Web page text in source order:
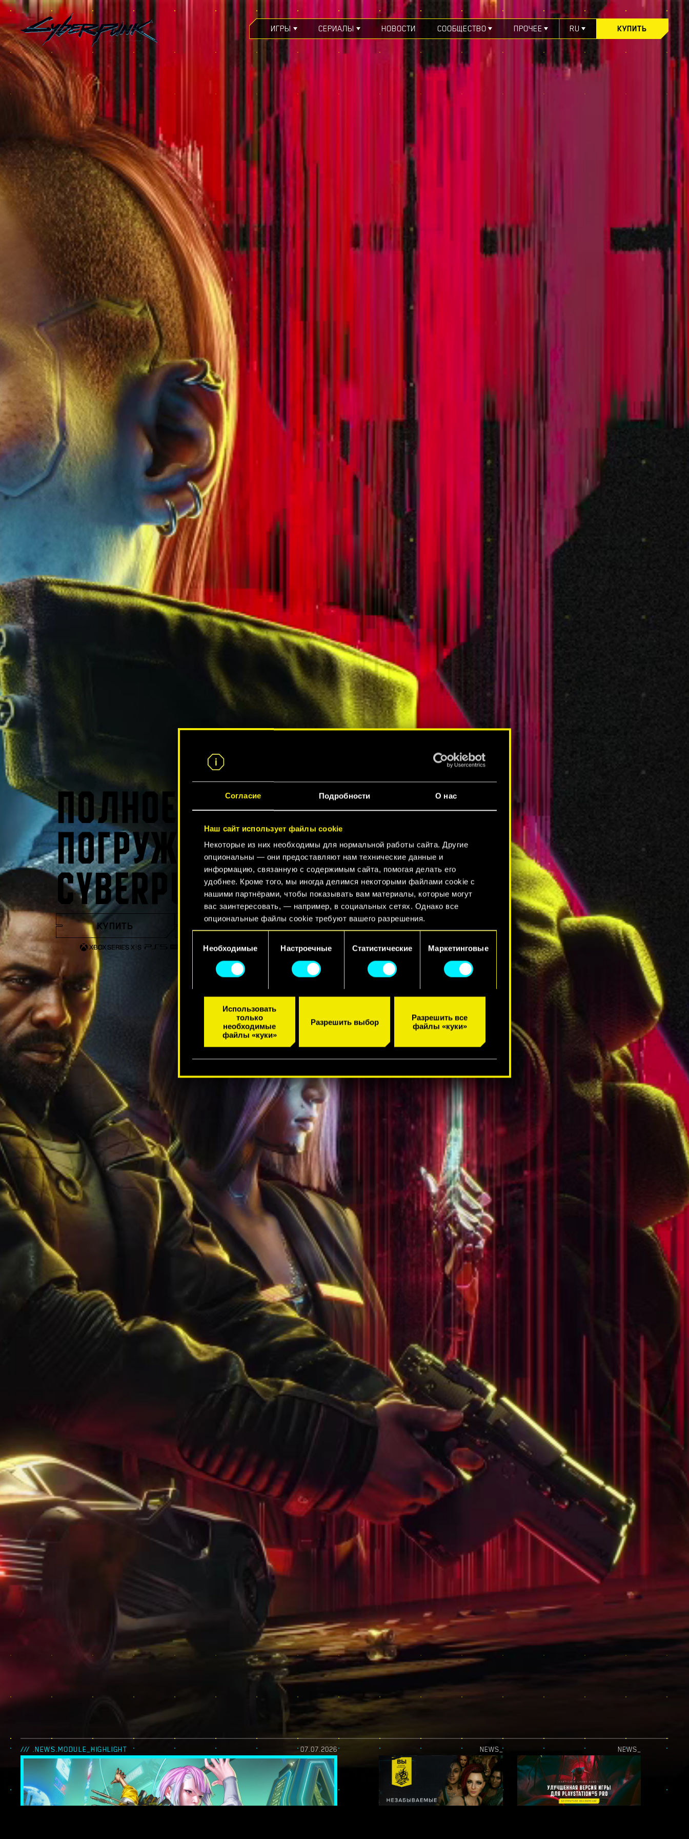
Согласие Подробности О нас
Наш сайт использует файлы cookie
Некоторые из них необходимы для нормальной работы сайта. Другие
опциональны — они предоставляют нам технические данные и
информацию, связанную с содержимым сайта, помогая делать его
удобнее. Кроме того, мы иногда делимся некоторыми файлами cookie с
нашими партнёрами, чтобы показывать вам материалы, которые могут
вас заинтересовать, — например, в социальных сетях. Однако все
опциональные файлы cookie требуют вашего разрешения.
Найти подробную информацию о том, как мы используем ваши файлы
cookie, и изменить связанные с ними параметры можно в меню
«Настройки» ниже.
согласия
Необходимые Настроечные Статистические Маркетинговые
Использовать
только
необходимые
файлы «куки»
Разрешить выбор
Разрешить все
файлы «куки»
ИГРЫ СЕРИАЛЫ НОВОСТИ СООБЩЕСТВО ПРОЧЕЕ RU КУПИТЬ
ПОЛНОЕ
ПОГРУЖЕНИЕ В
CYBERPUNK 2077
КУПИТЬ ТРЕЙЛЕР
/// .NEWS.MODULE_HIGHLIGHT 07.07.2026 NEWS_ NEWS_